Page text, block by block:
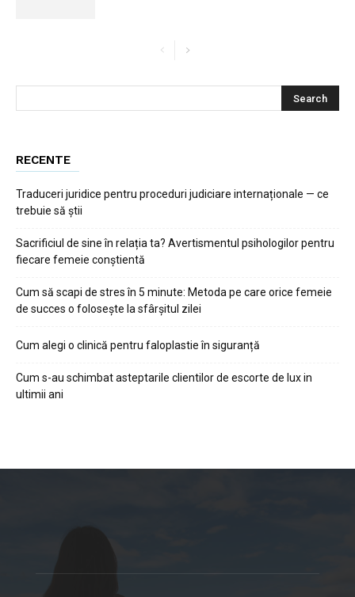
RECENTE
Traduceri juridice pentru proceduri judiciare internaționale — ce
trebuie să știi
Sacrificiul de sine în relația ta? Avertismentul psihologilor pentru
fiecare femeie conștientă
Cum să scapi de stres în 5 minute: Metoda pe care orice femeie
de succes o folosește la sfârșitul zilei
Cum alegi o clinică pentru faloplastie în siguranță
Cum s-au schimbat asteptarile clientilor de escorte de lux in
ultimii ani